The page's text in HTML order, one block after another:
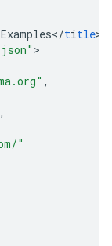
Examples</title
,
,
"